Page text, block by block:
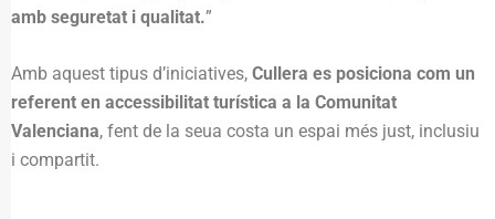
amb seguretat i qualitat.”
Amb aquest tipus d’iniciatives, Cullera es posiciona com un
referent en accessibilitat turística a la Comunitat
Valenciana, fent de la seua costa un espai més just, inclusiu
i compartit.